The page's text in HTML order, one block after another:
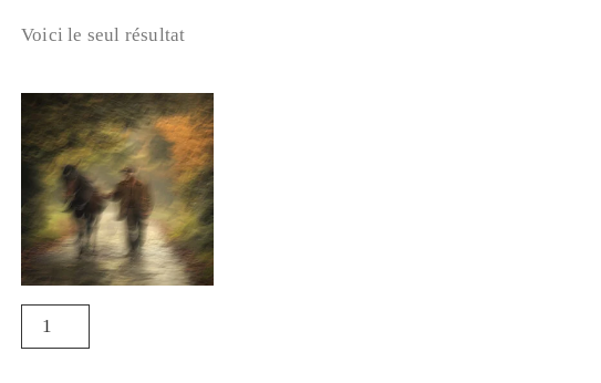
Voici le seul résultat